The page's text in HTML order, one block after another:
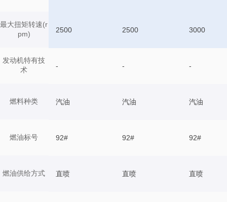
最大扭矩转速(r
pm)
发动机特有技
术
燃料种类
燃油标号
燃油供给方式
2500 2500 3000
- - -
汽油 汽油 汽油
92# 92# 92#
直喷 直喷 直喷